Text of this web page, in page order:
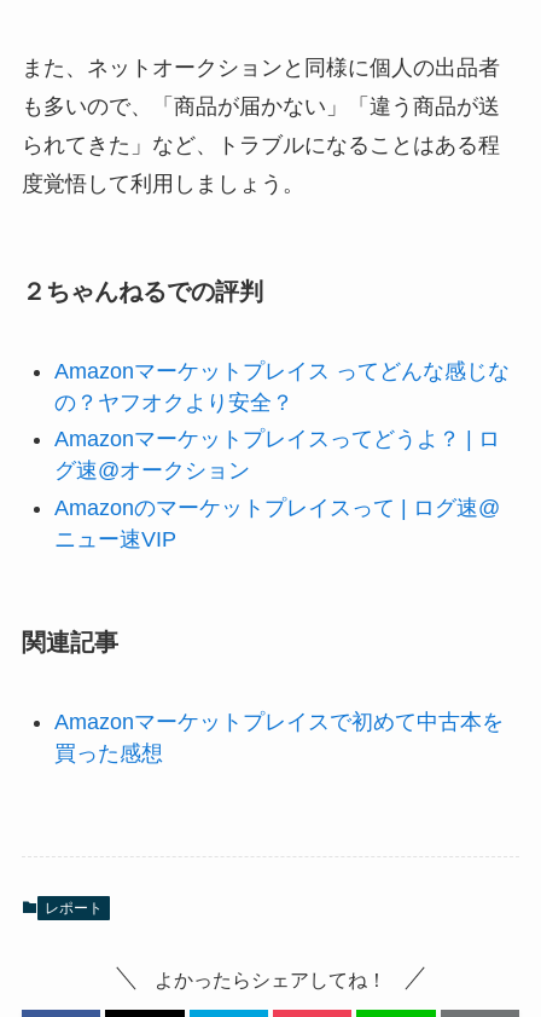
また、ネットオークションと同様に個人の出品者
も多いので、「商品が届かない」「違う商品が送
られてきた」など、トラブルになることはある程
度覚悟して利用しましょう。
２ちゃんねるでの評判
Amazonマーケットプレイス ってどんな感じな
の？ヤフオクより安全？
Amazonマーケットプレイスってどうよ？ | ロ
グ速@オークション
Amazonのマーケットプレイスって | ログ速@
ニュー速VIP
関連記事
Amazonマーケットプレイスで初めて中古本を
買った感想
レポート
よかったらシェアしてね！